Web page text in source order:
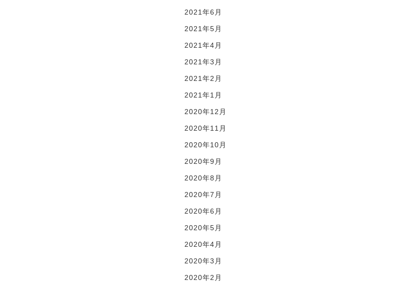
2021年6月
2021年5月
2021年4月
2021年3月
2021年2月
2021年1月
2020年12月
2020年11月
2020年10月
2020年9月
2020年8月
2020年7月
2020年6月
2020年5月
2020年4月
2020年3月
2020年2月